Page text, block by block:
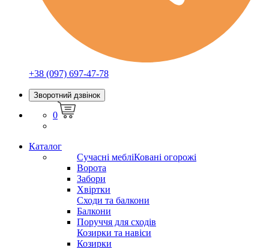
+38 (097) 697-47-78
Зворотний дзвінок
0
Каталог
Сучасні мебліКовані огорожі
Ворота
Забори
Хвіртки
Сходи та балкони
Балкони
Поруччя для сходів
Козирки та навіси
Козирки